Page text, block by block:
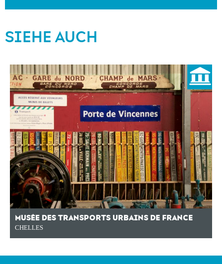
SIEHE AUCH
MUSÉE DES TRANSPORTS URBAINS DE FRANCE
CHELLES